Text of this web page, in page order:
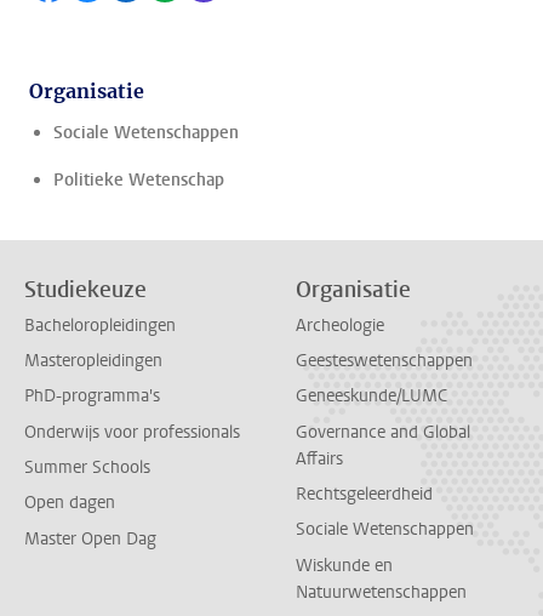
Organisatie
Sociale Wetenschappen
Politieke Wetenschap
Studiekeuze
Bacheloropleidingen
Masteropleidingen
PhD-programma's
Onderwijs voor professionals
Summer Schools
Open dagen
Master Open Dag
Organisatie
Archeologie
Geesteswetenschappen
Geneeskunde/LUMC
Governance and Global
Affairs
Rechtsgeleerdheid
Sociale Wetenschappen
Wiskunde en
Natuurwetenschappen